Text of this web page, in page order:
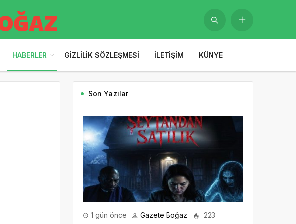
HABERLER GIZLILIK SÖZLEŞMESI İLETIŞIM KÜNYE
Son Yazılar
1 gün önce Gazete Boğaz 223